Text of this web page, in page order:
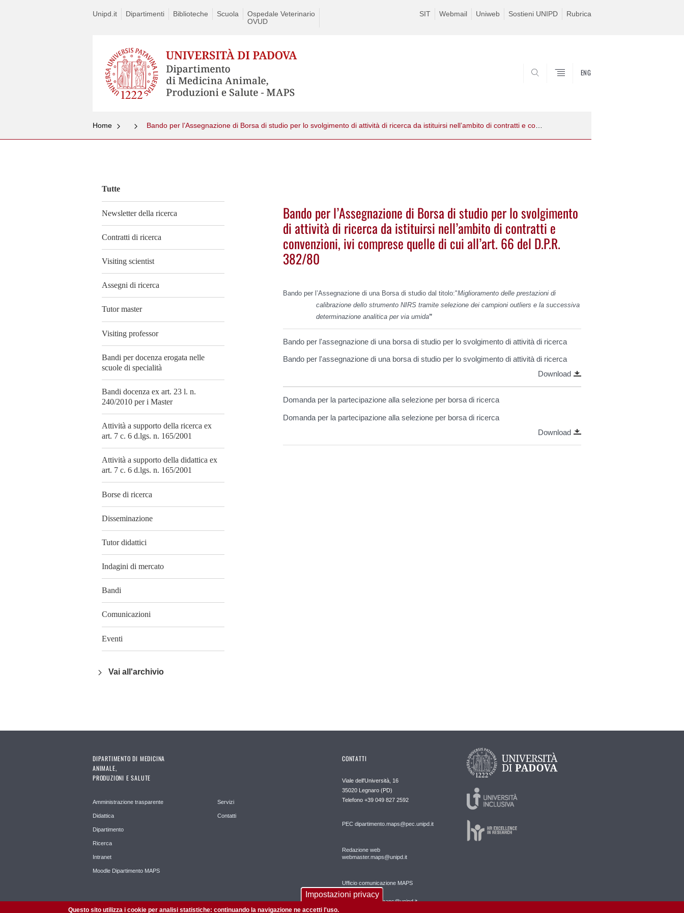
Unipd.it Dipartimenti Biblioteche Scuola
Ospedale Veterinario
OVUD
SIT Webmail Uniweb Sostieni UNIPD Rubrica
ENG
Home Bando per l’Assegnazione di Borsa di studio per lo svolgimento di attività di ricerca da istituirsi nell’ambito di contratti e convenzioni, ivi comprese quelle di cui all’art. 66 del D.P.R. 382/80
Tutte
Newsletter della ricerca
Contratti di ricerca
Visiting scientist
Assegni di ricerca
Tutor master
Visiting professor
Bandi per docenza erogata nelle
scuole di specialità
Bandi docenza ex art. 23 l. n.
240/2010 per i Master
Attività a supporto della ricerca ex
art. 7 c. 6 d.lgs. n. 165/2001
Attività a supporto della didattica ex
art. 7 c. 6 d.lgs. n. 165/2001
Borse di ricerca
Disseminazione
Tutor didattici
Indagini di mercato
Bandi
Comunicazioni
Eventi
Vai all'archivio
Bando per l’Assegnazione di Borsa di studio per lo svolgimento
di attività di ricerca da istituirsi nell’ambito di contratti e
convenzioni, ivi comprese quelle di cui all’art. 66 del D.P.R.
382/80
Bando per l’Assegnazione di una Borsa di studio dal titolo:"Miglioramento delle prestazioni di
calibrazione dello strumento NIRS tramite selezione dei campioni outliers e la successiva
determinazione analitica per via umida”
Bando per l'assegnazione di una borsa di studio per lo svolgimento di attività di ricerca
Bando per l'assegnazione di una borsa di studio per lo svolgimento di attività di ricerca
Download
Domanda per la partecipazione alla selezione per borsa di ricerca
Domanda per la partecipazione alla selezione per borsa di ricerca
Download
DIPARTIMENTO DI MEDICINA
ANIMALE,
PRODUZIONI E SALUTE
Amministrazione trasparente
Didattica
Dipartimento
Ricerca
Intranet
Moodle Dipartimento MAPS
Servizi
Contatti
CONTATTI
Viale dell'Università, 16
35020 Legnaro (PD)
Telefono +39 049 827 2592
PEC dipartimento.maps@pec.unipd.it
Redazione web
webmaster.maps@unipd.it
Ufficio comunicazione MAPS
comunicazione.maps@unipd.it
Impostazioni privacy
Questo sito utilizza i cookie per analisi statistiche: continuando la navigazione ne accetti l'uso.